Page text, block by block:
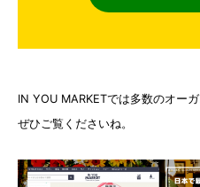
IN YOU MARKETでは多数のオー
ぜひご覧くださいね。